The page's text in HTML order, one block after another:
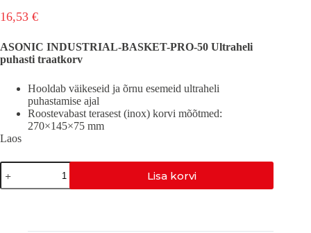
16,53 €
ASONIC INDUSTRIAL-BASKET-PRO-50 Ultraheli
puhasti traatkorv
Hooldab väikeseid ja õrnu esemeid ultraheli
puhastamise ajal
Roostevabast terasest (inox) korvi mõõtmed:
270×145×75 mm
Laos
ASONIC
TRAATKORV-
PRO-
Lisa korvi